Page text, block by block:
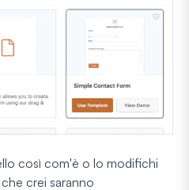
così com'è o lo modifichi
crei saranno